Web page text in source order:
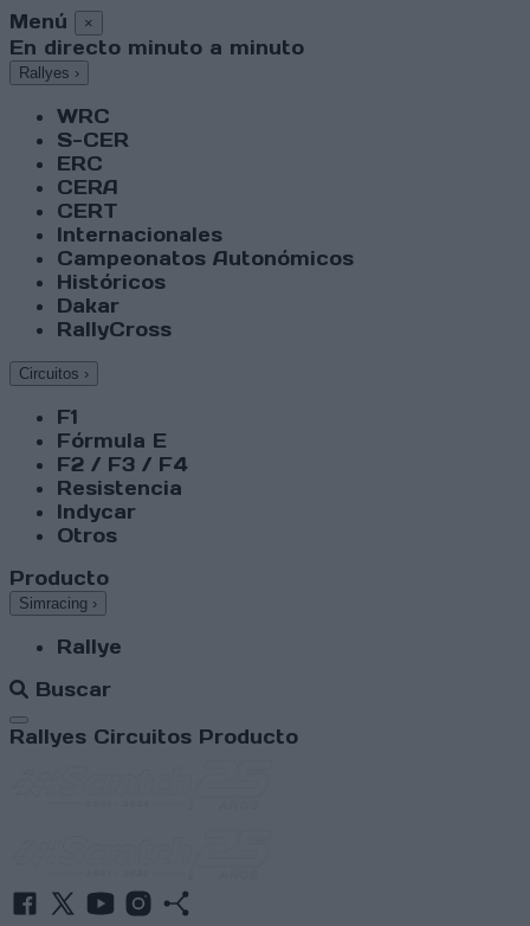
Menú ×
En directo minuto a minuto
Rallyes ›
WRC
S-CER
ERC
CERA
CERT
Internacionales
Campeonatos Autonómicos
Históricos
Dakar
RallyCross
Circuitos ›
F1
Fórmula E
F2 / F3 / F4
Resistencia
Indycar
Otros
Producto
Simracing ›
Rallye
Buscar
Abrir menú
Rallyes Circuitos Producto